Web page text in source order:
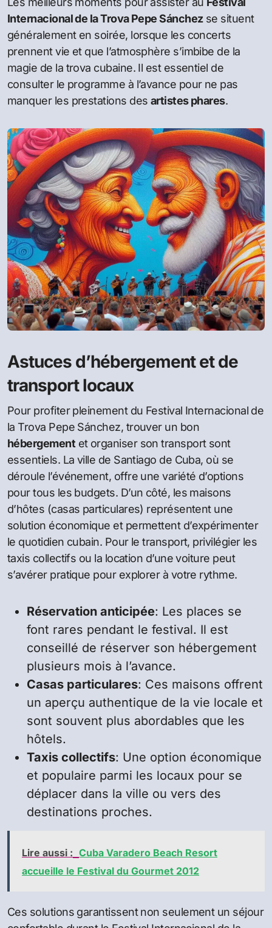
Internacional de la Trova Pepe Sánchezse situent
généralement en soirée, lorsque les concerts
prennent vie et que l’atmosphère s’imbibe de la
magie de la trova cubaine. Il est essentiel de
consulter le programme à l’avance pour ne pas
manquer les prestations des artistes phares.
Astuces d’hébergement et de
transport locaux
Pour profiter pleinement du Festival Internacional de
la Trova Pepe Sánchez, trouver un bon
hébergement et organiser son transport sont
essentiels. La ville de Santiago de Cuba, où se
déroule l’événement, offre une variété d’options
pour tous les budgets. D’un côté, les maisons
d’hôtes (casas particulares) représentent une
solution économique et permettent d’expérimenter
le quotidien cubain. Pour le transport, privilégier les
taxis collectifs ou la location d’une voiture peut
s’avérer pratique pour explorer à votre rythme.
Réservation anticipée: Les places se
font rares pendant le festival. Il est
conseillé de réserver son hébergement
plusieurs mois à l’avance.
Casas particulares: Ces maisons offrent
un aperçu authentique de la vie locale et
sont souvent plus abordables que les
hôtels.
Taxis collectifs: Une option économique
et populaire parmi les locaux pour se
déplacer dans la ville ou vers des
destinations proches.
Lire aussi : Cuba Varadero Beach Resort
accueille le Festival du Gourmet 2012
Ces solutions garantissent non seulement un séjour